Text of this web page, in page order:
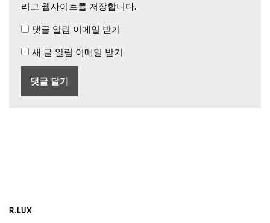
리고 웹사이트를 저장합니다.
댓글 알림 이메일 받기
새 글 알림 이메일 받기
R.LUX